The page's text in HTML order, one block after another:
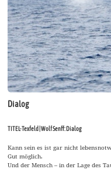
Dialog
TITEL-Texfeld | Wolf Senff: Dialog
Kann sein es ist gar nicht
Gut möglich.
Und der Mensch – in der Lage des